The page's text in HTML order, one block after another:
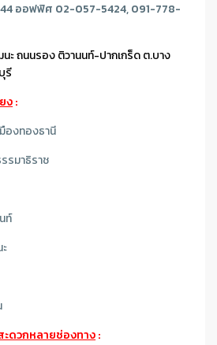
ออฟฟิศ 02-057-5424, 091-778-
ะ ถนนรอง ติวานนท์-ปากเกร็ด ต.บาง
รี
ง:
องทองธานี
รมาธิราช
ท์
ะดวกหลายช่องทาง: